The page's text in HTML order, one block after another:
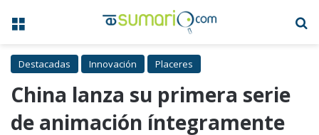
Menú
Destacadas Innovación Placeres
China lanza su primera serie
de animación íntegramente